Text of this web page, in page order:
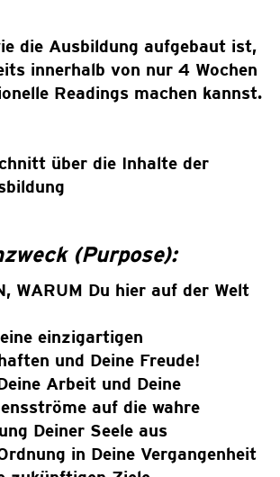
die Ausbildung aufgebaut ist,
innerhalb von nur 4 Wochen
Readings machen kannst.
über die Inhalte der
(Purpose):
WARUM Du hier auf der Welt
einzigartigen
und Deine Freude!
Arbeit und Deine
auf die wahre
Deiner Seele aus
in Deine Vergangenheit